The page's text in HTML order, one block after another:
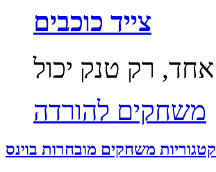
צייד כוכבים
משחקים להורדה
קטגוריות משחקים מובחרות בוינס